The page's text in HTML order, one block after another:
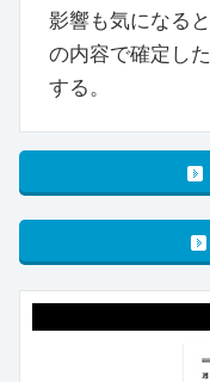
影響も気になる
の内容で確定し
する。